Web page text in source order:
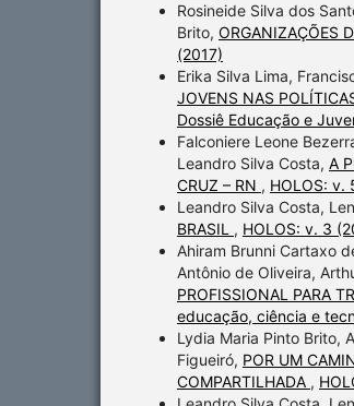
Rosineide Silva dos
Brito, ORGANIZAÇÕES
(2017)
Erika Silva Lima,
JOVENS NAS
Dossiê Educação e
Falconiere Leone
Leandro Silva Costa, A
CRUZ – RN , HOLOS: v.
Leandro Silva Costa,
BRASIL , HOLOS: v. 3
Ahiram Brunni Cartaxo
Antônio de Oliveira,
PROFISSIONAL PARA
educação, ciência e
Lydia Maria Pinto Brito,
Figueiró, POR UM
COMPARTILHADA ,